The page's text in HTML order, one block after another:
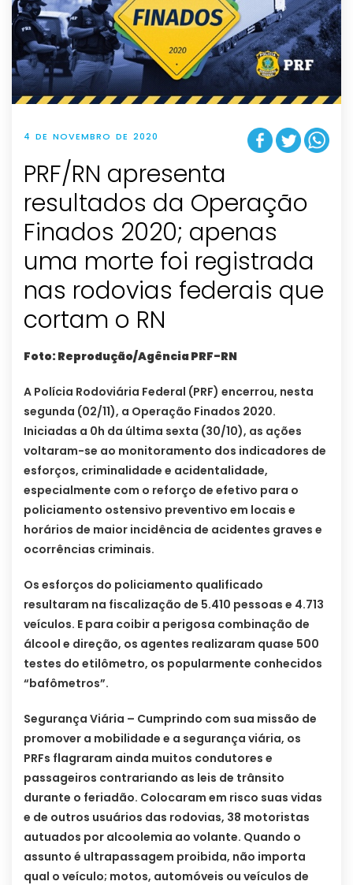
4 DE NOVEMBRO DE 2020
PRF/RN apresenta
resultados da Operação
Finados 2020; apenas
uma morte foi registrada
nas rodovias federais que
cortam o RN
Foto: Reprodução/Agência PRF-RN
A Polícia Rodoviária Federal (PRF) encerrou, nesta
segunda (02/11), a Operação Finados 2020.
Iniciadas a 0h da última sexta (30/10), as ações
voltaram-se ao monitoramento dos indicadores de
esforços, criminalidade e acidentalidade,
especialmente com o reforço de efetivo para o
policiamento ostensivo preventivo em locais e
horários de maior incidência de acidentes graves e
ocorrências criminais.
Os esforços do policiamento qualificado
resultaram na fiscalização de 5.410 pessoas e 4.713
veículos. E para coibir a perigosa combinação de
álcool e direção, os agentes realizaram quase 500
testes do etilômetro, os popularmente conhecidos
“bafômetros”.
Segurança Viária – Cumprindo com sua missão de
promover a mobilidade e a segurança viária, os
PRFs flagraram ainda muitos condutores e
passageiros contrariando as leis de trânsito
durante o feriadão. Colocaram em risco suas vidas
e de outros usuários das rodovias, 38 motoristas
autuados por alcoolemia ao volante. Quando o
assunto é ultrapassagem proibida, não importa
qual o veículo; motos, automóveis ou veículos de